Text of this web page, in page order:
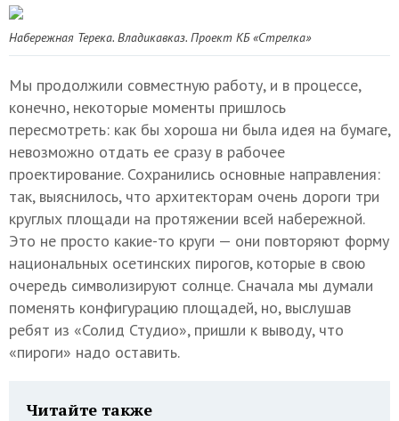
Набережная Терека. Владикавказ. Проект КБ «Стрелка»
Мы продолжили совместную работу, и в процессе,
конечно, некоторые моменты пришлось
пересмотреть: как бы хороша ни была идея на бумаге,
невозможно отдать ее сразу в рабочее
проектирование. Сохранились основные направления:
так, выяснилось, что архитекторам очень дороги три
круглых площади на протяжении всей набережной.
Это не просто какие-то круги — они повторяют форму
национальных осетинских пирогов, которые в свою
очередь символизируют солнце. Сначала мы думали
поменять конфигурацию площадей, но, выслушав
ребят из «Солид Студио», пришли к выводу, что
«пироги» надо оставить.
Читайте также